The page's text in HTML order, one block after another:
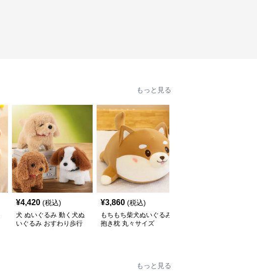
もっと見る
¥4,420 (税込)
犬 ぬいぐるみ 動く犬ぬ
いぐるみ おすわり歩行
¥3,860 (税込)
もちもち柴犬ぬいぐるみ
抱き枕 丸々サイズ
もっと見る